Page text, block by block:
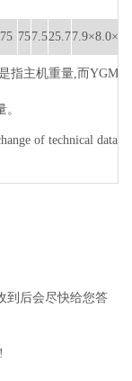
75 757.525.7
指主机重量,而YGM95
of technical data
到后会尽快给您答